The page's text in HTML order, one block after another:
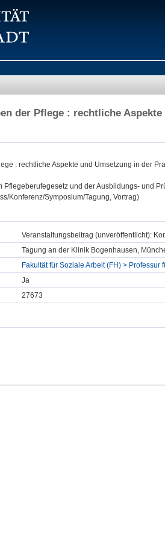
der Pflege : rechtliche
: rechtliche Aspekte und Umsetzung in der
Pflegeberufegesetz und der Ausbildungs- und
Konferenz/Symposium/Tagung, Vortrag)
Veranstaltungsbeitrag (unveröffentlicht):
Tagung an der Klinik Bogenhausen,
Fakultät für Soziale Arbeit (FH) > Professur
Ja
27673